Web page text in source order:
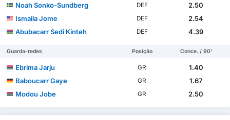
Noah Sonko-Sundberg
DEF
2.50
Ismaila Jome
DEF
2.54
Abubacarr Sedi Kinteh
DEF 4.39
Guarda-redes Posição Conce. / 90'
Ebrima Jarju GR
1.40
Baboucarr Gaye
GR
1.67
Modou Jobe
GR 2.50